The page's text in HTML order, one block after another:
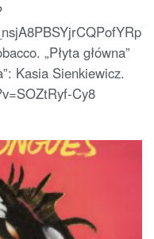
„Płyta główna”
Kasia Sienkiewicz.
Cy8